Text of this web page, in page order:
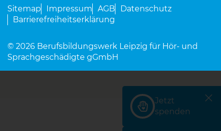
Jetzt
spenden
(Link öffnet einen
Sitemap Impressum AGB
Datenschutz
Barrierefreiheitserklärung
© 2026 Berufsbildungswerk Leipzig für Hör- und
Sprachgeschädigte gGmbH